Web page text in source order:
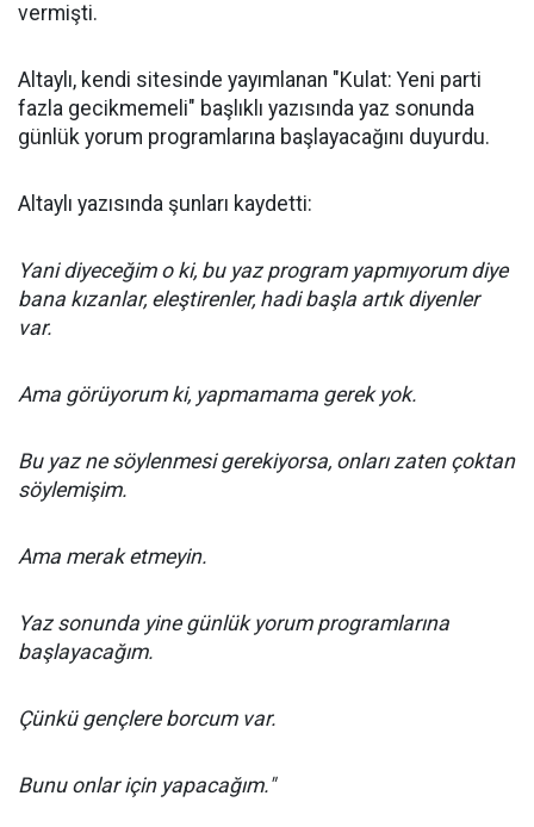
vermişti.
Altaylı, kendi sitesinde yayımlanan "Kulat: Yeni parti
fazla gecikmemeli" başlıklı yazısında yaz sonunda
günlük yorum programlarına başlayacağını duyurdu.
Altaylı yazısında şunları kaydetti:
Yani diyeceğim o ki, bu yaz program yapmıyorum diye
bana kızanlar, eleştirenler, hadi başla artık diyenler
var.
Ama görüyorum ki, yapmamama gerek yok.
Bu yaz ne söylenmesi gerekiyorsa, onları zaten çoktan
söylemişim.
Ama merak etmeyin.
Yaz sonunda yine günlük yorum programlarına
başlayacağım.
Çünkü gençlere borcum var.
Bunu onlar için yapacağım."